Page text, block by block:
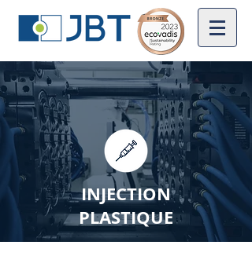
INJECTION
PLASTIQUE